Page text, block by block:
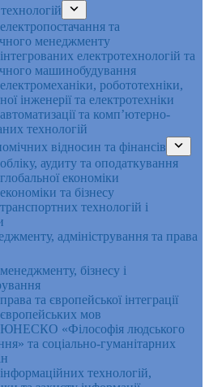
та
менеджменту
електротехнологій та
машинобудування
робототехніки,
інженерії та електротехніки
та комп’ютерно-
технологій
відносин та фінансів
аудиту та оподаткування
економіки
та бізнесу
технологій і
адміністрування та права
бізнесу і
та європейської інтеграції
мов
«Філософія людського
та соціально-гуманітарних
технологій,